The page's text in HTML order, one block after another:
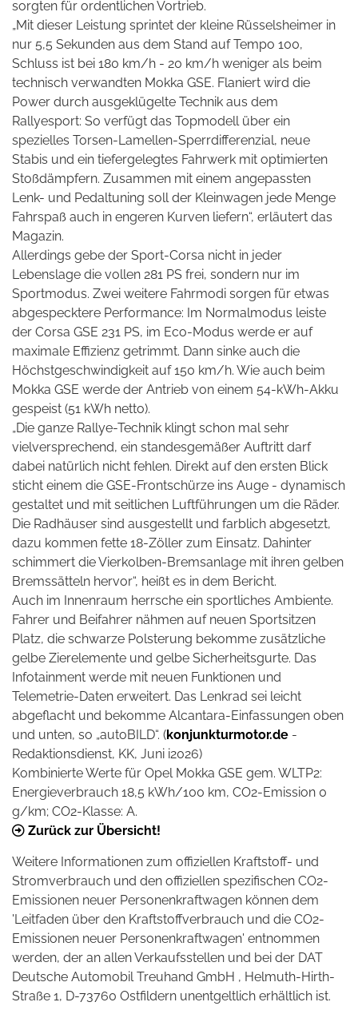
sorgten für ordentlichen Vortrieb.
„Mit dieser Leistung sprintet der kleine Rüsselsheimer in
nur 5,5 Sekunden aus dem Stand auf Tempo 100,
Schluss ist bei 180 km/h - 20 km/h weniger als beim
technisch verwandten Mokka GSE. Flaniert wird die
Power durch ausgeklügelte Technik aus dem
Rallyesport: So verfügt das Topmodell über ein
spezielles Torsen-Lamellen-Sperrdifferenzial, neue
Stabis und ein tiefergelegtes Fahrwerk mit optimierten
Stoßdämpfern. Zusammen mit einem angepassten
Lenk- und Pedaltuning soll der Kleinwagen jede Menge
Fahrspaß auch in engeren Kurven liefern“, erläutert das
Magazin.
Allerdings gebe der Sport-Corsa nicht in jeder
Lebenslage die vollen 281 PS frei, sondern nur im
Sportmodus. Zwei weitere Fahrmodi sorgen für etwas
abgespecktere Performance: Im Normalmodus leiste
der Corsa GSE 231 PS, im Eco-Modus werde er auf
maximale Effizienz getrimmt. Dann sinke auch die
Höchstgeschwindigkeit auf 150 km/h. Wie auch beim
Mokka GSE werde der Antrieb von einem 54-kWh-Akku
gespeist (51 kWh netto).
„Die ganze Rallye-Technik klingt schon mal sehr
vielversprechend, ein standesgemäßer Auftritt darf
dabei natürlich nicht fehlen. Direkt auf den ersten Blick
sticht einem die GSE-Frontschürze ins Auge - dynamisch
gestaltet und mit seitlichen Luftführungen um die Räder.
Die Radhäuser sind ausgestellt und farblich abgesetzt,
dazu kommen fette 18-Zöller zum Einsatz. Dahinter
schimmert die Vierkolben-Bremsanlage mit ihren gelben
Bremssätteln hervor“, heißt es in dem Bericht.
Auch im Innenraum herrsche ein sportliches Ambiente.
Fahrer und Beifahrer nähmen auf neuen Sportsitzen
Platz, die schwarze Polsterung bekomme zusätzliche
gelbe Zierelemente und gelbe Sicherheitsgurte. Das
Infotainment werde mit neuen Funktionen und
Telemetrie-Daten erweitert. Das Lenkrad sei leicht
abgeflacht und bekomme Alcantara-Einfassungen oben
und unten, so „autoBILD“. (konjunkturmotor.de -
Redaktionsdienst, KK, Juni i2026)
Kombinierte Werte für Opel Mokka GSE gem. WLTP2:
Energieverbrauch 18,5 kWh/100 km, CO2-Emission 0
g/km; CO2-Klasse: A.
Zurück zur Übersicht!
Weitere Informationen zum offiziellen Kraftstoff- und
Stromverbrauch und den offiziellen spezifischen CO2-
Emissionen neuer Personenkraftwagen können dem
'Leitfaden über den Kraftstoffverbrauch und die CO2-
Emissionen neuer Personenkraftwagen' entnommen
werden, der an allen Verkaufsstellen und bei der DAT
Deutsche Automobil Treuhand GmbH , Helmuth-Hirth-
Straße 1, D-73760 Ostfildern unentgeltlich erhältlich ist.